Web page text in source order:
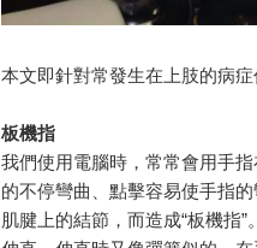
本文即針對常發生在上肢的病
板機指
我們使用電腦時，常常會用手
的不停彎曲、點擊容易使手指
肌腱上的結節，而造成“板機指